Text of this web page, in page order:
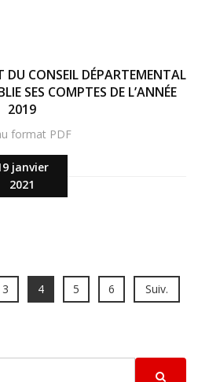
janvier
2021
DU CONSEIL DÉPARTEMENTAL
SES COMPTES DE L’ANNÉE
2019
format PDF
3 4 5 6 Suiv.